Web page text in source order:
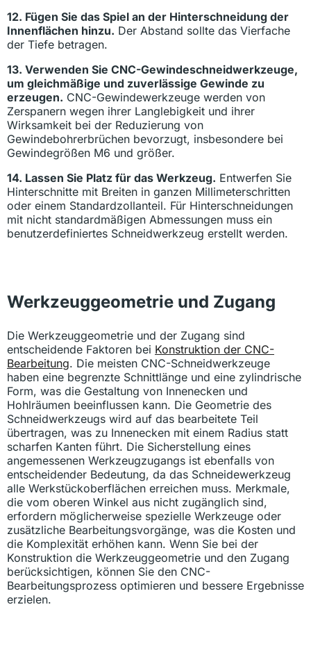
12. Fügen Sie das Spiel an der Hinterschneidung der
Innenflächen hinzu. Der Abstand sollte das Vierfache
der Tiefe betragen.
13. Verwenden Sie CNC-Gewindeschneidwerkzeuge,
um gleichmäßige und zuverlässige Gewinde zu
erzeugen. CNC-Gewindewerkzeuge werden von
Zerspanern wegen ihrer Langlebigkeit und ihrer
Wirksamkeit bei der Reduzierung von
Gewindebohrerbrüchen bevorzugt, insbesondere bei
Gewindegrößen M6 und größer.
14. Lassen Sie Platz für das Werkzeug. Entwerfen Sie
Hinterschnitte mit Breiten in ganzen Millimeterschritten
oder einem Standardzollanteil. Für Hinterschneidungen
mit nicht standardmäßigen Abmessungen muss ein
benutzerdefiniertes Schneidwerkzeug erstellt werden.
Werkzeuggeometrie und Zugang
Die Werkzeuggeometrie und der Zugang sind
entscheidende Faktoren bei Konstruktion der CNC-
Bearbeitung. Die meisten CNC-Schneidwerkzeuge
haben eine begrenzte Schnittlänge und eine zylindrische
Form, was die Gestaltung von Innenecken und
Hohlräumen beeinflussen kann. Die Geometrie des
Schneidwerkzeugs wird auf das bearbeitete Teil
übertragen, was zu Innenecken mit einem Radius statt
scharfen Kanten führt. Die Sicherstellung eines
angemessenen Werkzeugzugangs ist ebenfalls von
entscheidender Bedeutung, da das Schneidewerkzeug
alle Werkstückoberflächen erreichen muss. Merkmale,
die vom oberen Winkel aus nicht zugänglich sind,
erfordern möglicherweise spezielle Werkzeuge oder
zusätzliche Bearbeitungsvorgänge, was die Kosten und
die Komplexität erhöhen kann. Wenn Sie bei der
Konstruktion die Werkzeuggeometrie und den Zugang
berücksichtigen, können Sie den CNC-
Bearbeitungsprozess optimieren und bessere Ergebnisse
erzielen.